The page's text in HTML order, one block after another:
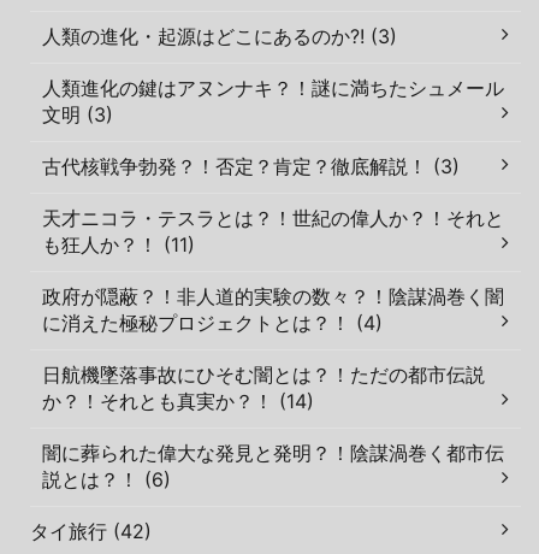
人類の進化・起源はどこにあるのか?! (3)
人類進化の鍵はアヌンナキ？！謎に満ちたシュメール
文明 (3)
古代核戦争勃発？！否定？肯定？徹底解説！ (3)
天才ニコラ・テスラとは？！世紀の偉人か？！それと
も狂人か？！ (11)
政府が隠蔽？！非人道的実験の数々？！陰謀渦巻く闇
に消えた極秘プロジェクトとは？！ (4)
日航機墜落事故にひそむ闇とは？！ただの都市伝説
か？！それとも真実か？！ (14)
闇に葬られた偉大な発見と発明？！陰謀渦巻く都市伝
説とは？！ (6)
タイ旅行 (42)